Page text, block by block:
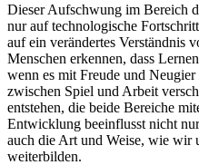
Dieser Aufschwung im Bereich
nur auf technologische
auf ein verändertes Verständnis
Menschen erkennen, dass
wenn es mit Freude und
zwischen Spiel und Arbeit
entstehen, die beide Bereiche
Entwicklung beeinflusst nicht
auch die Art und Weise, wie wir
weiterbilden.